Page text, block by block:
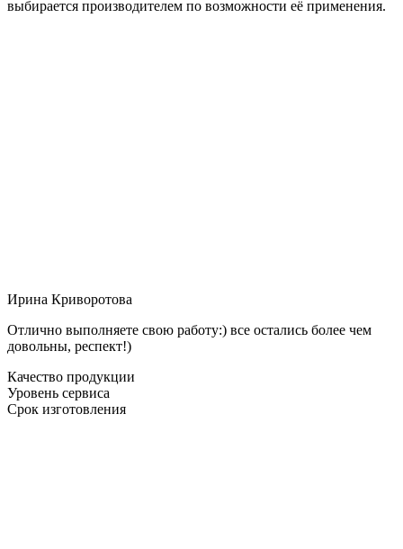
выбирается производителем по возможности её применения.
Ирина Криворотова
Отлично выполняете свою работу:) все остались более чем
довольны, респект!)
Качество продукции
Уровень сервиса
Срок изготовления